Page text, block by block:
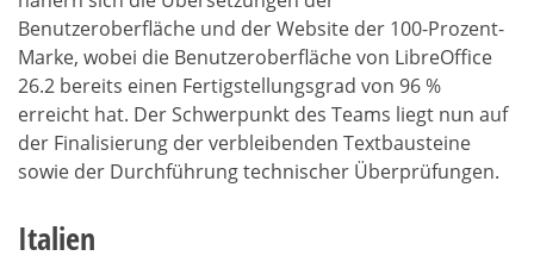
Benutzeroberfläche und der Website der 100-Prozent-
Marke, wobei die Benutzeroberfläche von LibreOffice
26.2 bereits einen Fertigstellungsgrad von 96 %
erreicht hat. Der Schwerpunkt des Teams liegt nun auf
der Finalisierung der verbleibenden Textbausteine ​​
sowie der Durchführung technischer Überprüfungen.
Italien